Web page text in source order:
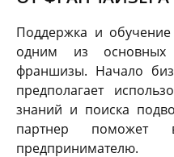
Поддержка и обучение
одним из
франшизы. Начало
предполагает
знаний и поиска
партнер поможет
предпринимателю.